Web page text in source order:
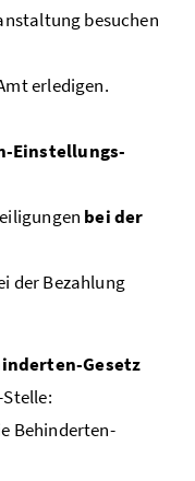
besuchen
erledigen.
Einstellungs-
bei der
der Bezahlung
Gesetz
Behinderten-